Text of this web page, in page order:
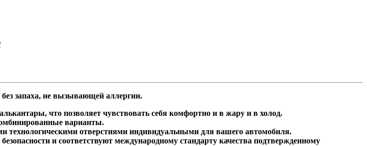
запаха, не вызывающей аллергии.
что позволяет чувствовать себя комфортно и в жару и в холод.
варианты.
технологическими отверстиями индивидуальными для вашего автомобиля.
и соответствуют международному стандарту качества подтвержденному